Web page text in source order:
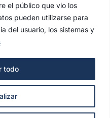
el público que vio los
pueden utilizarse para
del usuario, los sistemas y
todo
COOKIES